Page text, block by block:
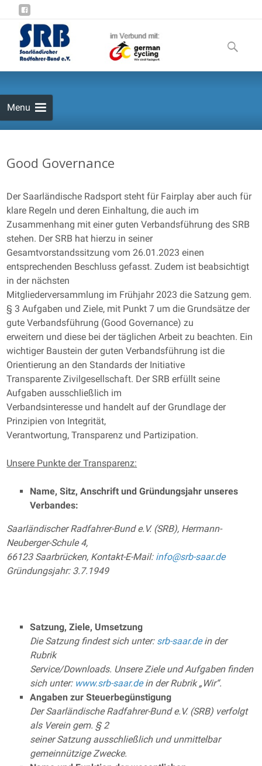
Menu
to
content
Suchen
nach:
Good Governance
Der Saarländische Radsport steht für Fairplay aber auch für
klare Regeln und deren Einhaltung, die auch im
Zusammenhang mit einer guten Verbandsführung des SRB
stehen. Der SRB hat hierzu in seiner
Gesamtvorstandssitzung vom 26.01.2023 einen
entsprechenden Beschluss gefasst. Zudem ist beabsichtigt
in der nächsten
Mitgliederversammlung im Frühjahr 2023 die Satzung gem.
§ 3 Aufgaben und Ziele, mit Punkt 7 um die Grundsätze der
gute Verbandsführung (Good Governance) zu
erweitern und diese bei der täglichen Arbeit zu beachten. Ein
wichtiger Baustein der guten Verbandsführung ist die
Orientierung an den Standards der Initiative
Transparente Zivilgesellschaft. Der SRB erfüllt seine
Aufgaben ausschließlich im
Verbandsinteresse und handelt auf der Grundlage der
Prinzipien von Integrität,
Verantwortung, Transparenz und Partizipation.
Unsere Punkte der Transparenz:
Name, Sitz, Anschrift und Gründungsjahr unseres
Verbandes:
Saarländischer Radfahrer-Bund e.V. (SRB), Hermann-
Neuberger-Schule 4,
66123 Saarbrücken, Kontakt-E-Mail: info@srb-saar.de
Gründungsjahr: 3.7.1949
Satzung, Ziele, Umsetzung
Die Satzung findest sich unter: srb-saar.dein der
Rubrik
Service/Downloads. Unsere Ziele und Aufgaben finden
sich unter: www.srb-saar.dein der Rubrik „Wir“.
Angaben zur Steuerbegünstigung
Der Saarländische Radfahrer-Bund e.V. (SRB) verfolgt
als Verein gem. § 2
seiner Satzung ausschließlich und unmittelbar
gemeinnützige Zwecke.